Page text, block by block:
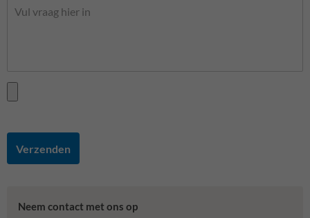
Verzenden
Neem contact met ons op